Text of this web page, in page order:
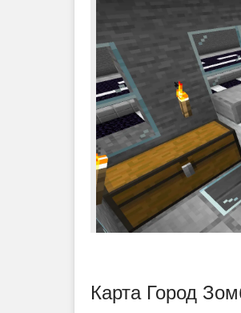
Карта Город